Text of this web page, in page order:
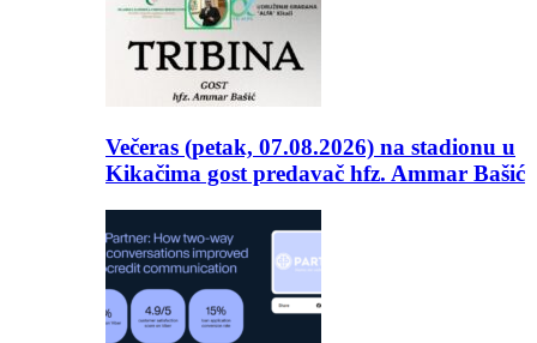
Večeras (petak, 07.08.2026) na stadionu u
Kikačima gost predavač hfz. Ammar Bašić